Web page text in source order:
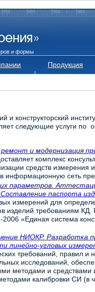
и формы
Продукция
и конструкторский
следующие услуги по
и модернизация
комплекс
средств измерения
информационную сеть
параметров.
паспорта
измерений для
изделий требованиям КД.
«Единая система
НИОКР. Разработка
линейно-угловых
требований, правил и
исследований,
методами и средствами
калибровки СИ (в